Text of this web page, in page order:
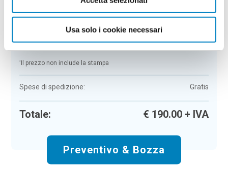
Usa solo i cookie necessari
Colore:fantasia a Quantità:50
Tempi di consegna:10 gg lavorativi
€190,00+ IVA
* Il prezzo non include la stampa
Spese di spedizione: Gratis
Totale: € 190.00+ IVA
Preventivo & Bozza